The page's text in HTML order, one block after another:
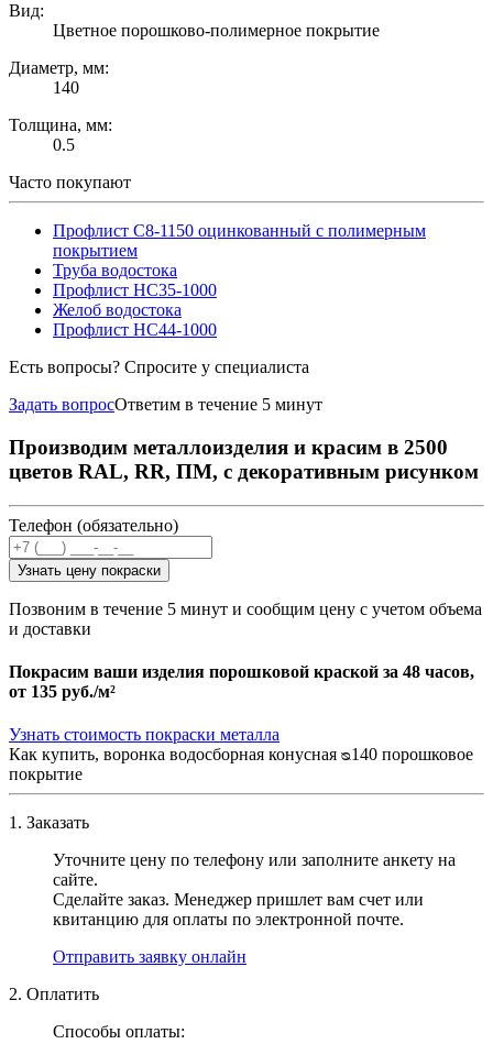
Вид:
Цветное порошково-полимерное покрытие
Диаметр, мм:
140
Толщина, мм:
0.5
Часто покупают
Профлист С8-1150 оцинкованный с полимерным
покрытием
Труба водостока
Профлист НС35-1000
Желоб водостока
Профлист НС44-1000
Есть вопросы? Спросите у специалиста
Задать вопросОтветим в течение 5 минут
Производим металлоизделия и красим в 2500
цветов RAL, RR, ПМ, с декоративным рисунком
Телефон (обязательно)
Узнать цену покраски
Позвоним в течение 5 минут и сообщим цену с учетом объема
и доставки
Покрасим ваши изделия порошковой краской за 48 часов,
от 135 руб./м²
Узнать стоимость покраски металла
Как купить, воронка водосборная конусная ᴓ140 порошковое
покрытие
1. Заказать
Уточните цену по телефону или заполните анкету на
сайте.
Сделайте заказ. Менеджер пришлет вам счет или
квитанцию для оплаты по электронной почте.
Отправить заявку онлайн
2. Оплатить
Способы оплаты: